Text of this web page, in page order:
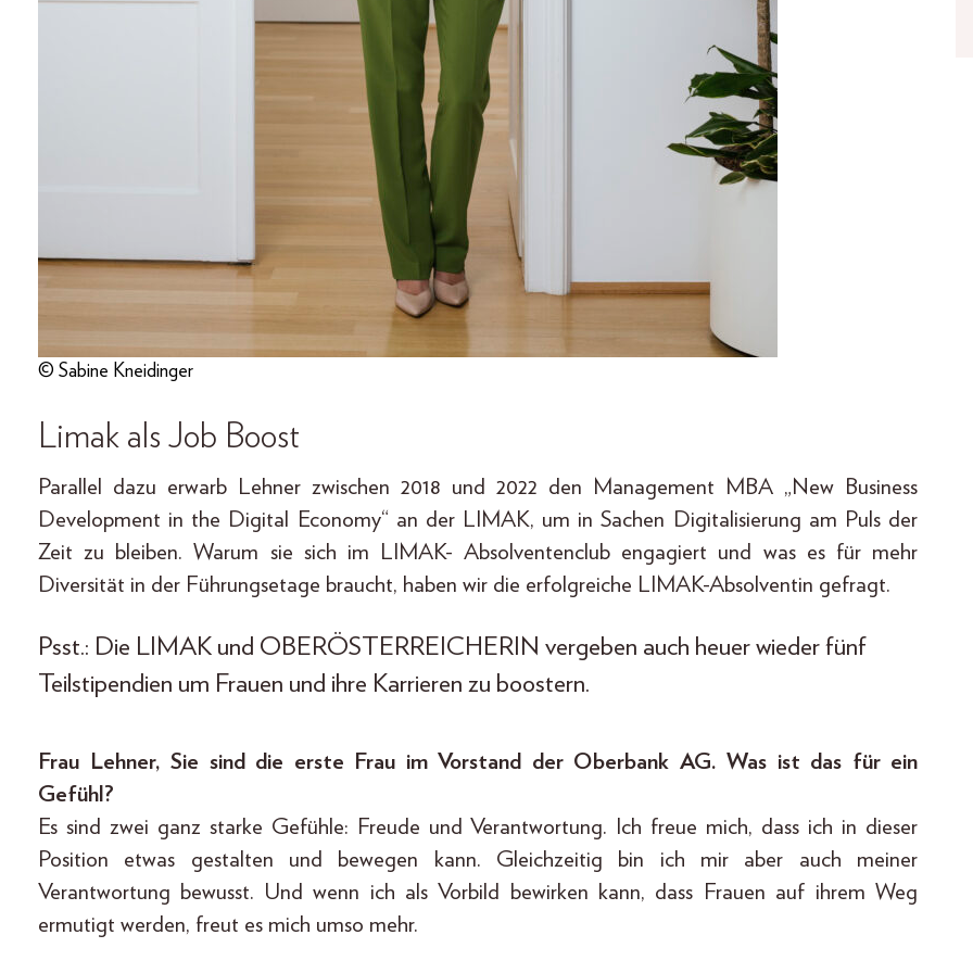
© Sabine Kneidinger
Limak als Job Boost
Parallel dazu erwarb Lehner zwischen 2018 und 2022 den Management MBA „New Business
Development in the Digital Economy“ an der LIMAK, um in Sachen Digitalisierung am Puls der
Zeit zu bleiben. Warum sie sich im LIMAK- Absolventenclub engagiert und was es für mehr
Diversität in der Führungsetage braucht, haben wir die erfolgreiche LIMAK-Absolventin gefragt.
Psst.: Die LIMAK und OBERÖSTERREICHERIN vergeben auch heuer wieder fünf
Teilstipendien um Frauen und ihre Karrieren zu boostern.
Frau Lehner, Sie sind die erste Frau im Vorstand der Oberbank AG. Was ist das für ein
Gefühl?
Es sind zwei ganz starke Gefühle: Freude und Verantwortung. Ich freue mich, dass ich in dieser
Position etwas gestalten und bewegen kann. Gleichzeitig bin ich mir aber auch meiner
Verantwortung bewusst. Und wenn ich als Vorbild bewirken kann, dass Frauen auf ihrem Weg
ermutigt werden, freut es mich umso mehr.